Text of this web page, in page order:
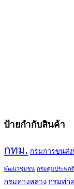
ป้ายกำกับสินค้า
กทม. กรมการขนส่ง
พัฒนาชุมชน กรมคุมประพฤติ
กรมทางหลวง กรมท่า